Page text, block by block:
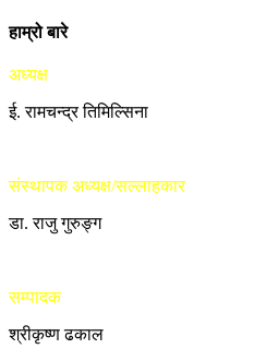
हाम्रो बारे
अध्यक्ष
ई. रामचन्द्र तिमिल्सिना
संस्थापक अध्यक्ष/सल्लाहकार
डा. राजु गुरुङ्ग
सम्पादक
श्रीकृष्ण ढकाल